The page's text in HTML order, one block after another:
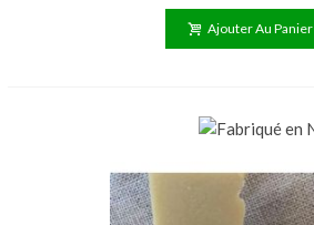
Ajouter Au Panier